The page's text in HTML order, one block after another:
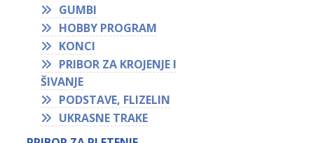
GUMBI
HOBBY PROGRAM
KONCI
PRIBOR ZA KROJENJE I
ŠIVANJE
PODSTAVE, FLIZELIN
UKRASNE TRAKE